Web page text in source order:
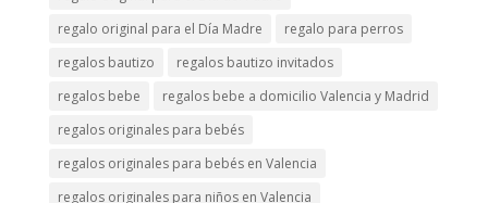
regalo original para el Día Madre
regalo para perros
regalos bautizo
regalos bautizo invitados
regalos bebe
regalos bebe a domicilio Valencia y Madrid
regalos originales para bebés
regalos originales para bebés en Valencia
regalos originales para niños en Valencia